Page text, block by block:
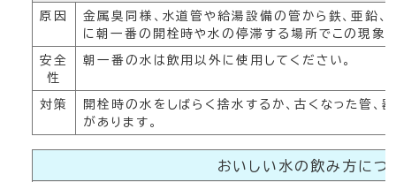
原因
金属臭同様、水道管や給湯設備の管から鉄、亜鉛、
に朝一番の開栓時や水の停滞する場所でこの現象
安全
性
朝一番の水は飲用以外に使用してください。
対策
開栓時の水をしばらく捨水するか、古くなった管、
があります。
おいしい水の飲み方につ